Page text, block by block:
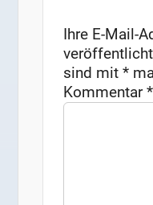
Ihre E-Mail-
sind mit*
Kommentar*